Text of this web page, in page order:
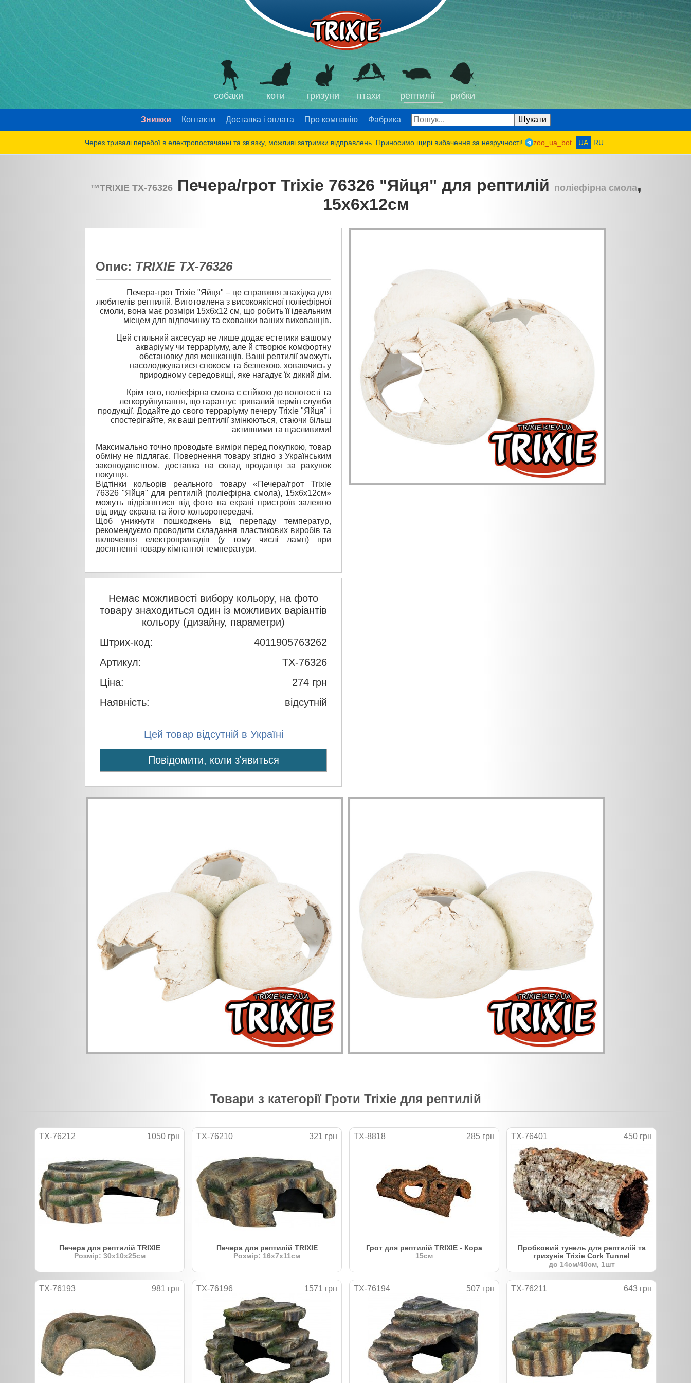
(067) 3878-300
собаки коти гризуни птахи рептилії рибки
Знижки Контакти Доставка і оплата Про компанію Фабрика
Через тривалі перебої в електропостачанні та зв'язку, можливі затримки відправлень. Приносимо щирі вибачення за незручності! zoo_ua_bot UA RU
™TRIXIE TX-76326 Печера/грот Trixie 76326 "Яйця" для рептилій поліефірна смола,
15х6х12см
Опис: TRIXIE TX-76326
Печера-грот Trixie "Яйця" – це справжня знахідка для
любителів рептилій. Виготовлена з високоякісної поліефірної
смоли, вона має розміри 15х6х12 см, що робить її ідеальним
місцем для відпочинку та схованки ваших вихованців.
Цей стильний аксесуар не лише додає естетики вашому
акваріуму чи терраріуму, але й створює комфортну
обстановку для мешканців. Ваші рептилії зможуть
насолоджуватися спокоєм та безпекою, ховаючись у
природному середовищі, яке нагадує їх дикий дім.
Крім того, поліефірна смола є стійкою до вологості та
легкоруйнування, що гарантує тривалий термін служби
продукції. Додайте до свого терраріуму печеру Trixie "Яйця" і
спостерігайте, як ваші рептилії змінюються, стаючи більш
активними та щасливими!
Максимально точно проводьте виміри перед покупкою, товар
обміну не підлягає. Повернення товару згідно з Українським
законодавством, доставка на склад продавця за рахунок
покупця.
Відтінки кольорів реального товару «Печера/грот Trixie
76326 "Яйця" для рептилій (поліефірна смола), 15х6х12см»
можуть відрізнятися від фото на екрані пристроїв залежно
від виду екрана та його кольоропередачі.
Щоб уникнути пошкоджень від перепаду температур,
рекомендуємо проводити складання пластикових виробів та
включення електроприладів (у тому числі ламп) при
досягненні товару кімнатної температури.
Немає можливості вибору кольору, на фото
товару знаходиться один із можливих варіантів
кольору (дизайну, параметри)
Штрих-код:
4011905763262
Артикул:
TX-76326
Ціна:
274 грн
Наявність:
відсутній
Цей товар відсутній в Україні
Повідомити, коли з'явиться
Товари з категорії Гроти Trixie для рептилій
TX-76212 1050 грн
Печера для рептилій TRIXIE
Розмір: 30х10х25см
TX-76210 321 грн
Печера для рептилій TRIXIE
Розмір: 16х7х11см
TX-8818 285 грн
Грот для рептилій TRIXIE - Кора
15см
TX-76401 450 грн
Пробковий тунель для рептилій та
гризунів Trixie Cork Tunnel
до 14см/40см, 1шт
TX-76193 981 грн TX-76196 1571 грн TX-76194 507 грн TX-76211 643 грн